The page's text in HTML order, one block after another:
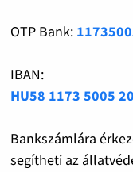
OTP Bank:
IBAN:
HU58 1173 5005
Bankszámlára
segítheti az